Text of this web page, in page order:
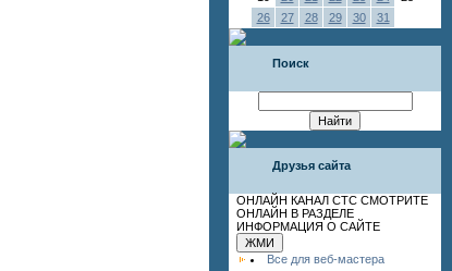
26
27 28 29 30 31
Поиск
Друзья сайта
ОНЛАЙН КАНАЛ СТС СМОТРИТЕ
ОНЛАЙН В РАЗДЕЛЕ
ИНФОРМАЦИЯ О САЙТЕ
Все для веб-мастера